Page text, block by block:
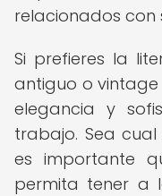
relacionados con
Si prefieres la
antiguo o
elegancia y
trabajo. Sea
es importante
permita tener a